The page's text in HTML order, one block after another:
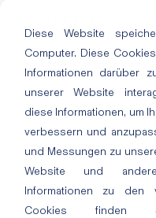
Diese Website
Computer. Diese
Informationen darüber
unserer Website
diese Informationen, um
verbessern und
und Messungen zu
Website und
Informationen zu den
Cookies finden